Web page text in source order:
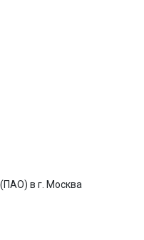
в г. Москва